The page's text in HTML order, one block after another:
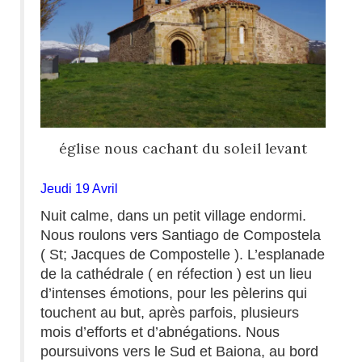
église nous cachant du soleil levant
Jeudi 19 Avril
Nuit calme, dans un petit village endormi.
Nous roulons vers Santiago de Compostela
( St; Jacques de Compostelle ). L’esplanade
de la cathédrale ( en réfection ) est un lieu
d’intenses émotions, pour les pèlerins qui
touchent au but, après parfois, plusieurs
mois d’efforts et d’abnégations. Nous
poursuivons vers le Sud et Baiona, au bord